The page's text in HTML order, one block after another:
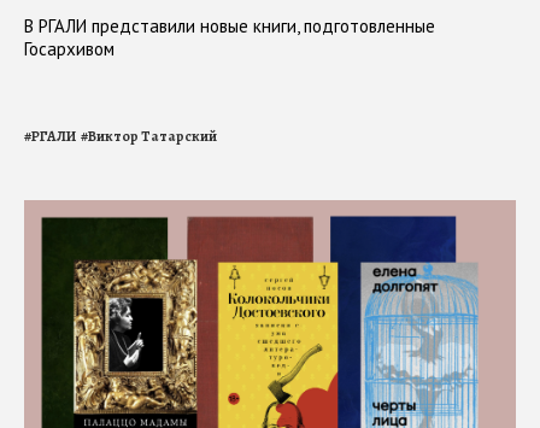
В РГАЛИ представили новые книги, подготовленные
Госархивом
#РГАЛИ #Виктор Татарский